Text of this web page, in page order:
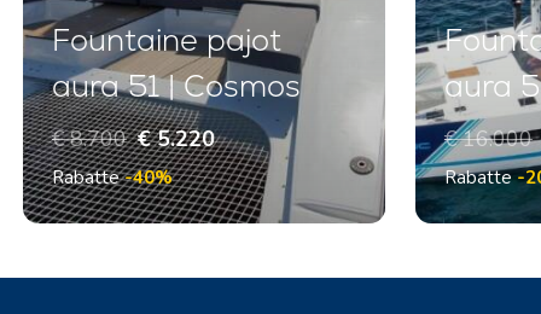
Fountaine pajot
aura 51 | Cosmos
€ 8.700 € 5.220
Rabatte-40%
aura
€ 16.000
Rabatte-